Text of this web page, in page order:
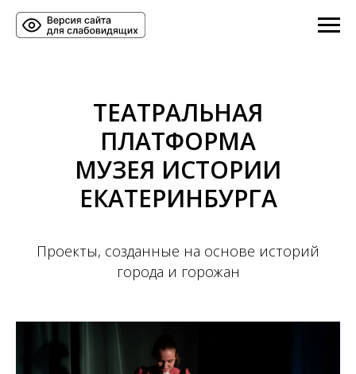
ТЕАТРАЛЬНАЯ
ПЛАТФОРМА
МУЗЕЯ ИСТОРИИ
ЕКАТЕРИНБУРГА
Проекты, созданные на основе историй
города и горожан